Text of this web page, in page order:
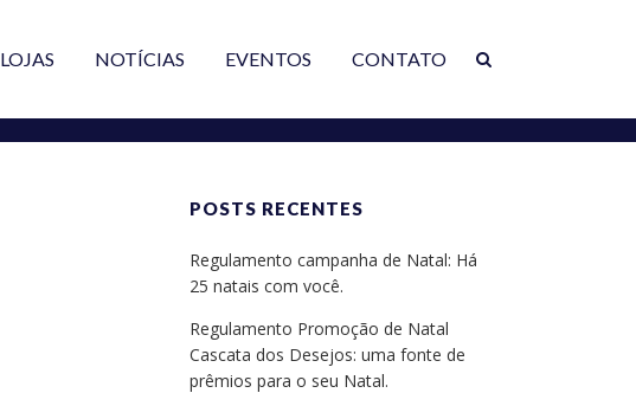
LOJAS NOTÍCIAS EVENTOS CONTATO
POSTS RECENTES
Regulamento campanha de Natal: Há
25 natais com você.
Regulamento Promoção de Natal
Cascata dos Desejos: uma fonte de
prêmios para o seu Natal.